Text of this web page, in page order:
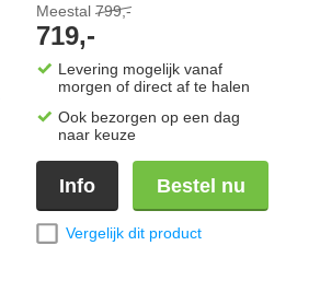
Meestal 799,-
719,-
Levering mogelijk vanaf
morgen of direct af te halen
Ook bezorgen op een dag
naar keuze
Info Bestel nu
Vergelijk dit product